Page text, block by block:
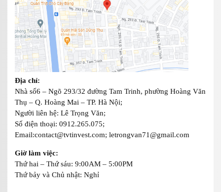
Địa chỉ:
Nhà số6 – Ngõ 293/32 đường Tam Trinh, phường Hoàng Văn
Thụ – Q. Hoàng Mai – TP. Hà Nội;
Người liên hệ: Lê Trọng Văn;
Số điện thoại: 0912.265.075;
Email:contact@tvtinvest.com; letrongvan71@gmail.com
Giờ làm việc:
Thứ hai – Thứ sáu: 9:00AM – 5:00PM
Thứ bảy và Chủ nhật: Nghỉ